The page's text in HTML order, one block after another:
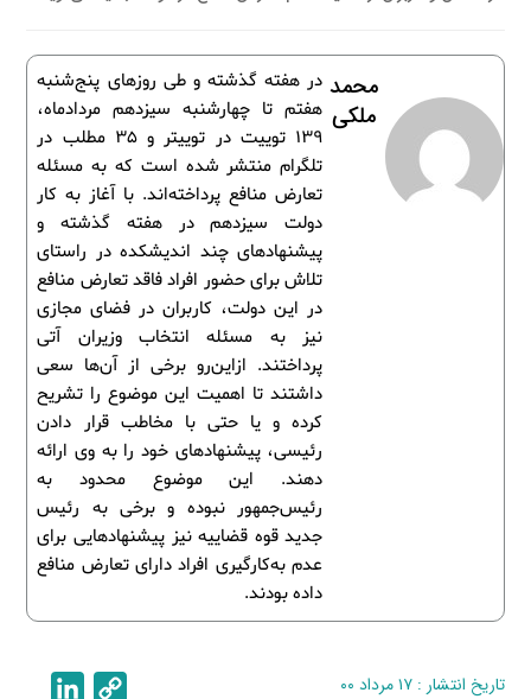
در هفته گذشته و طی روزهای پنج‌شنبه
هفتم تا چهارشنبه سیزدهم مردادماه،
139 توییت در توییتر و 35 مطلب در
تلگرام منتشر شده است که به مسئله
تعارض منافع پرداخته‌اند. با آغاز به کار
دولت سیزدهم در هفته گذشته و
پیشنهادهای چند اندیشکده در راستای
تلاش برای حضور افراد فاقد تعارض منافع
در این دولت، کاربران در فضای مجازی
نیز به مسئله انتخاب وزیران آتی
پرداختند. ازاین‌رو برخی از آن‌ها سعی
داشتند تا اهمیت این موضوع را تشریح
کرده و یا حتی با مخاطب قرار دادن
رئیسی، پیشنهادهای خود را به وی ارائه
دهند. این موضوع محدود به
رئیس‌جمهور نبوده و برخی به رئیس
جدید قوه قضاییه نیز پیشنهادهایی برای
عدم به‌کارگیری افراد دارای تعارض منافع
داده بودند.
محمد
ملکی
تاریخ انتشار : ۱۷ مرداد ۰۰